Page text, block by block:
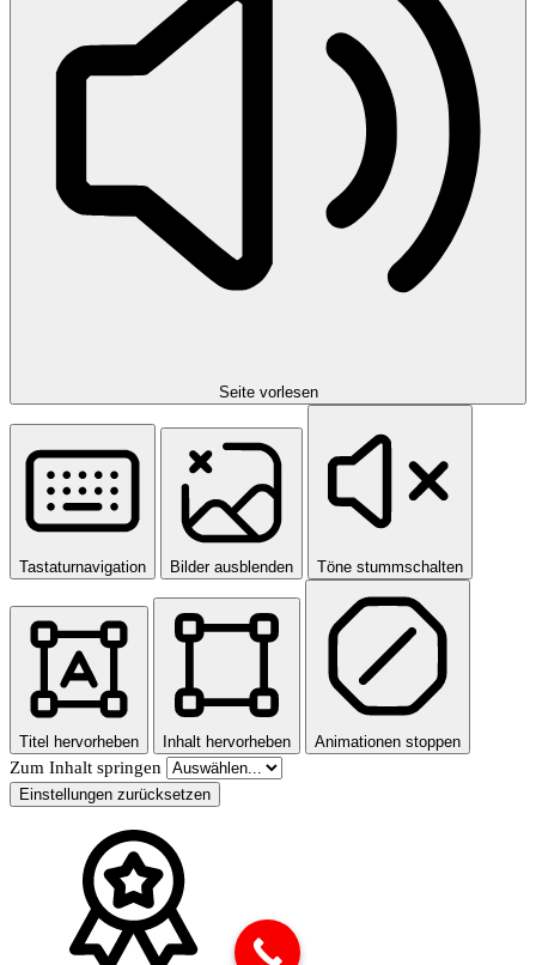
Seite vorlesen
Tastaturnavigation Bilder ausblenden Töne stummschalten
Titel hervorheben Inhalt hervorheben Animationen stoppen
Zum Inhalt springen
Einstellungen zurücksetzen